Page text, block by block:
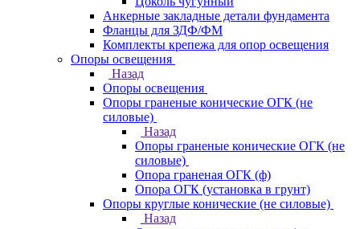
Анкерные закладные детали фундамента
Фланцы для ЗДФ/ФМ
Комплекты крепежа для опор освещения
Опоры освещения
Назад
Опоры освещения
Опоры граненые конические ОГК (не
силовые)
Назад
Опоры граненые конические ОГК (не
силовые)
Опора граненая ОГК (ф)
Опора ОГК (установка в грунт)
Опоры круглые конические (не силовые)
Назад